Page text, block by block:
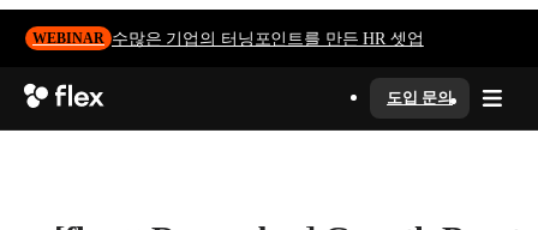
WEBINAR 수많은 기업의 터닝포인트를 만든 HR 셋업
도입 문의